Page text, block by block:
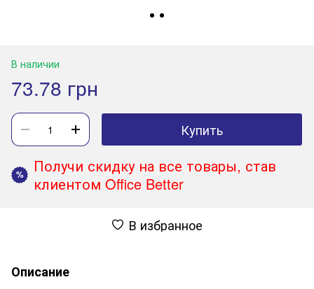
В наличии
73.78 грн
Купить
%
Получи скидку на все товары, став
клиентом Office Better
В избранное
Описание